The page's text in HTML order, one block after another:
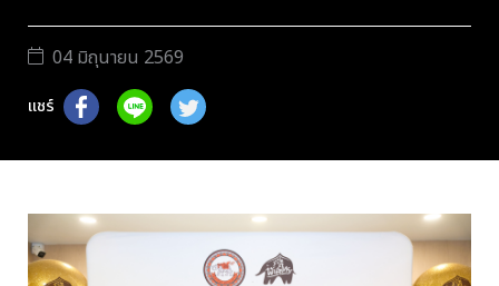
04 มิถุนายน 2569
แชร์